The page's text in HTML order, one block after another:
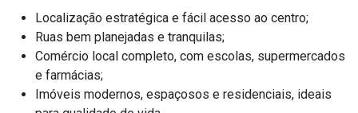
Localização estratégica e fácil acesso ao centro;
Ruas bem planejadas e tranquilas;
Comércio local completo, com escolas, supermercados
e farmácias;
Imóveis modernos, espaçosos e residenciais, ideais